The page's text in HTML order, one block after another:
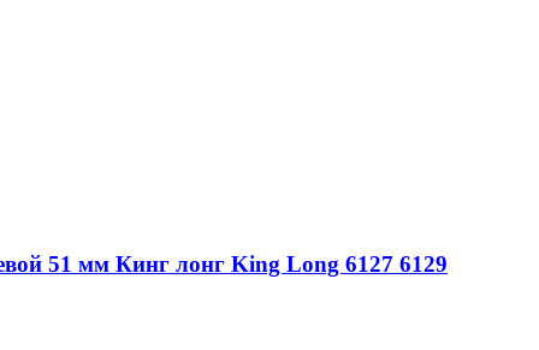
51 мм Кинг лонг King Long 6127 6129